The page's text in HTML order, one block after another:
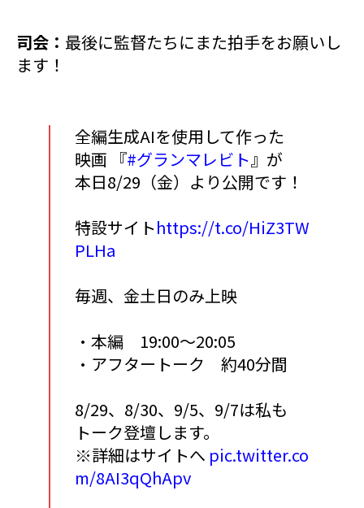
司会： 最後に監督たちにまた拍手をお願いし
ます！
全編生成AIを使用して作った
映画 『#グランマレビト』が
本日8/29（金）より公開です！
特設サイトhttps://t.co/HiZ3TW
PLHa
毎週、金土日のみ上映
・本編 19:00～20:05
・アフタートーク 約40分間
8/29、8/30、9/5、9/7は私も
トーク登壇します。
※詳細はサイトへ pic.twitter.co
m/8AI3qQhApv